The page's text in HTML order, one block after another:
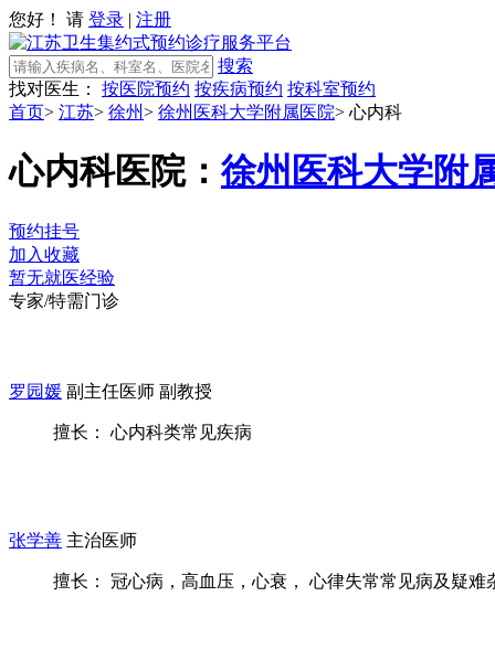
您好！ 请 登录 | 注册
搜索
找对医生：
按医院预约 按疾病预约 按科室预约
首页> 江苏> 徐州> 徐州医科大学附属医院> 心内科
心内科医院： 徐州医科大学附
预约挂号
加入收藏
暂无就医经验
专家/特需门诊
罗园媛 副主任医师 副教授
擅长： 心内科类常见疾病
张学善 主治医师
擅长： 冠心病，高血压，心衰， 心律失常常见病及疑难